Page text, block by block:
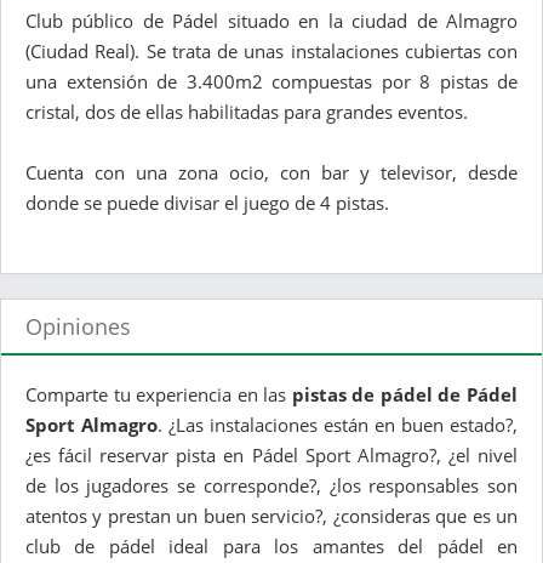
Club público de Pádel situado en la ciudad de Almagro
(Ciudad Real). Se trata de unas instalaciones cubiertas con
una extensión de 3.400m2 compuestas por 8 pistas de
cristal, dos de ellas habilitadas para grandes eventos.
Cuenta con una zona ocio, con bar y televisor, desde
donde se puede divisar el juego de 4 pistas.
Opiniones
Comparte tu experiencia en las pistas de pádel de Pádel
Sport Almagro. ¿Las instalaciones están en buen estado?,
¿es fácil reservar pista en Pádel Sport Almagro?, ¿el nivel
de los jugadores se corresponde?, ¿los responsables son
atentos y prestan un buen servicio?, ¿consideras que es un
club de pádel ideal para los amantes del pádel en